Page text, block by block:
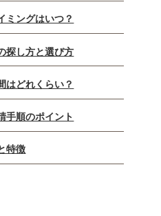
ミングはいつ？
探し方と選び方
はどれくらい？
手順のポイント
特徴